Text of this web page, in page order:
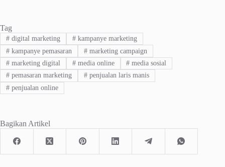
Tag
#digital marketing #kampanye marketing
#kampanye pemasaran #marketing campaign
#marketing digital #media online # media sosial
#pemasaran marketing #penjualan laris manis
#penjualan online
Bagikan Artikel